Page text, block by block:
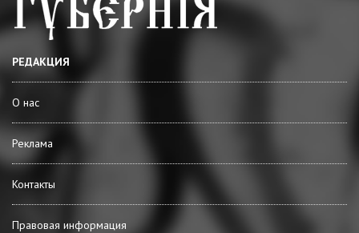
РЕДАКЦИЯ
О нас
Реклама
Контакты
Правовая информация